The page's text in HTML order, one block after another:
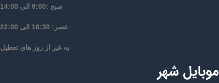
صبح :9:00 الی 14:00
عصر: 16:30 الی 22:00
به غیر از روز های تعطیل
موبایل شهر